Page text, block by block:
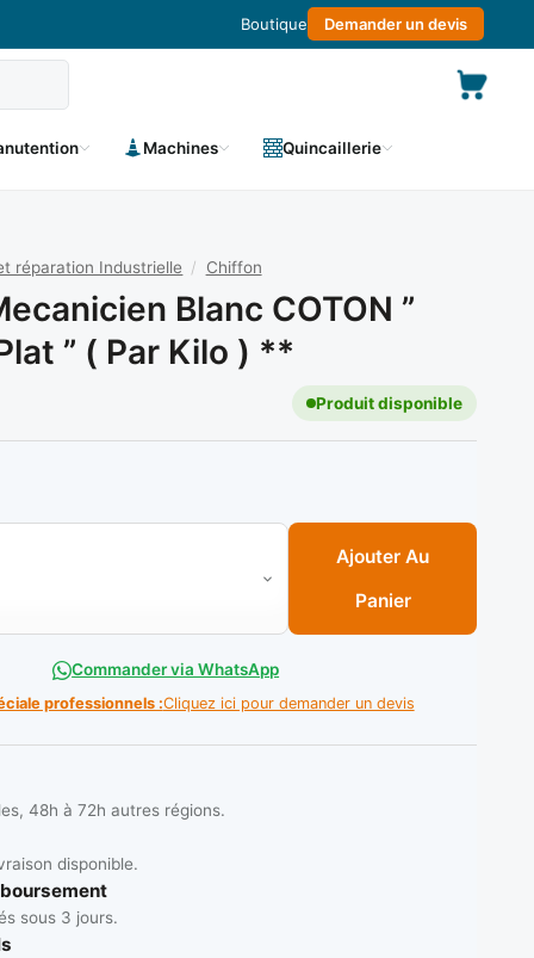
Boutique Demander un devis
Machines Quincaillerie
réparation Industrielle / Chiffon
Blanc COTON ”
” ( Par Kilo ) **
Produit disponible
Mecanicien Blanc COTON " Rouleau Plat " ( Par Kilo ) **
Ajouter Au
Panier
Commander via WhatsApp
professionnels :Cliquez ici pour demander un devis
48h à 72h autres régions.
disponible.
sous 3 jours.